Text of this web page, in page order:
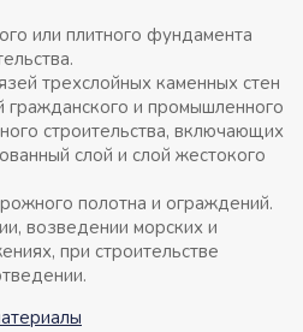
или плитного фундамента
трехслойных каменных стен
гражданского и промышленного
строительства, включающих
слой и слой жестокого
полотна и ограждений.
возведении морских и
при строительстве